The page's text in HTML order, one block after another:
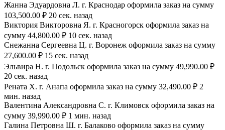
Жанна Эдуардовна Л. г. Краснодар оформила заказ на сумму
103,500.00 ₽ 20 сек. назад
Виктория Викторовна Я. г. Красногорск оформила заказ на
сумму 44,800.00 ₽ 10 сек. назад
Снежанна Сергеевна Ц. г. Воронеж оформила заказ на сумму
27,600.00 ₽ 15 сек. назад
Эльвира Н. г. Подольск оформила заказ на сумму 49,990.00 ₽
20 сек. назад
Рената Х. г. Анапа оформила заказ на сумму 32,490.00 ₽ 2
мин. назад
Валентина Александровна С. г. Климовск оформила заказ на
сумму 39,990.00 ₽ 1 мин. назад
Галина Петровна Ш. г. Балаково оформила заказ на сумму